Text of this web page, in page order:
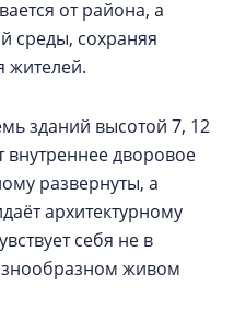
от района, а
среды, сохраняя
жителей.
зданий высотой 7, 12
дворовое
развернуты, а
архитектурному
себя не в
живом